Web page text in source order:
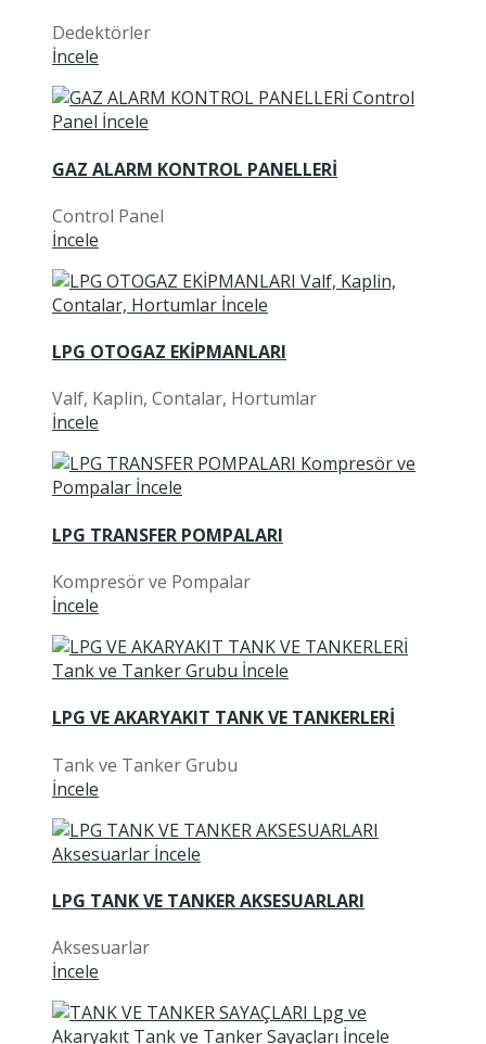
Dedektörler
İncele
GAZ ALARM KONTROL PANELLERİ
Control Panel
İncele
LPG OTOGAZ EKİPMANLARI
Valf, Kaplin, Contalar, Hortumlar
İncele
LPG TRANSFER POMPALARI
Kompresör ve Pompalar
İncele
LPG VE AKARYAKIT TANK VE TANKERLERİ
Tank ve Tanker Grubu
İncele
LPG TANK VE TANKER AKSESUARLARI
Aksesuarlar
İncele